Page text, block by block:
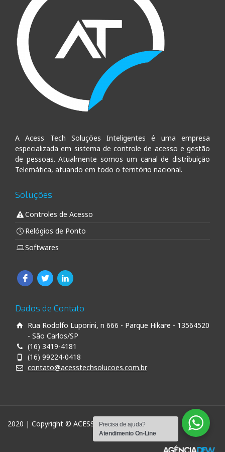
A Acess Tech Soluções Inteligentes é uma empresa
especializada em sistema de controle de acesso e gestão
de pessoas. Atualmente somos um canal de distribuição
Telemática, atuando em todo o território nacional.
Soluções
Controles de Acesso
Relógios de Ponto
Softwares
Dados de Contato
Rua Rodolfo Luporini, n 666 - Parque Hikare - 13564520
- São Carlos/SP
(16) 3419-4181
(16) 99224-0418
contato@acesstechsolucoes.com.br
2020 | Copyright © ACESS TECH SOLUÇÕES
Precisa de ajuda?
Atendimento On-Line